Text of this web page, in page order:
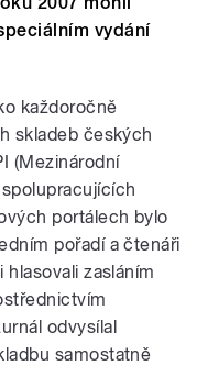
vydání
každoročně
skladeb českých
(Mezinárodní
portálech bylo
pořadí a čtenáři
zasláním
odvysílal
samostatně